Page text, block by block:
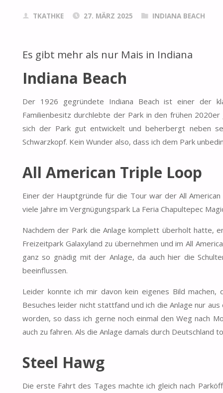
TKATHKE 27. MÄRZ 2025 INDIANA BEACH
Es gibt mehr als nur Mais in Indiana
Indiana Beach
Der 1926 gegründete Indiana Beach ist einer der
Familienbesitz durchlebte der Park in den frühen
sich der Park gut entwickelt und beherbergt neben
Schwarzkopf. Kein Wunder also, dass ich dem Park
All American Triple Loop
Einer der Hauptgründe für die Tour war der All
viele Jahre im Vergnügungspark La Feria Chapultepec
Nachdem der Park die Anlage komplett überholt hatte,
Freizeitpark Galaxyland zu übernehmen und im All
ganz so gnädig mit der Anlage, da auch hier die
beeinflussen.
Leider konnte ich mir davon kein eigenes Bild
Besuches leider nicht stattfand und ich die Anlage nur
worden, so dass ich gerne noch einmal den Weg nach
auch zu fahren. Als die Anlage damals durch
Steel Hawg
Die erste Fahrt des Tages machte ich gleich nach